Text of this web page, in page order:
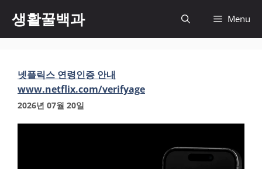
생활꿀백과 Menu
넷플릭스 연령인증 안내
www.netflix.com/verifyage
2026년 07월 20일